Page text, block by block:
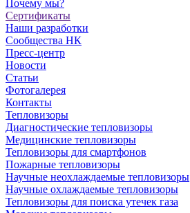
Почему мы?
Сертификаты
Наши разработки
Сообщества НК
Пресс-центр
Новости
Статьи
Фотогалерея
Контакты
Тепловизоры
Диагностические тепловизоры
Медицинские тепловизоры
Тепловизоры для смартфонов
Пожарные тепловизоры
Научные неохлаждаемые тепловизоры
Научные охлаждаемые тепловизоры
Тепловизоры для поиска утечек газа